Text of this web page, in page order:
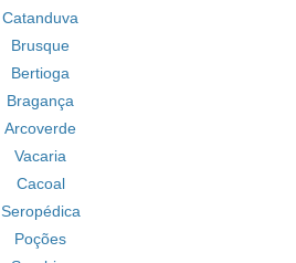
Catanduva
Brusque
Bertioga
Bragança
Arcoverde
Vacaria
Cacoal
Seropédica
Poções